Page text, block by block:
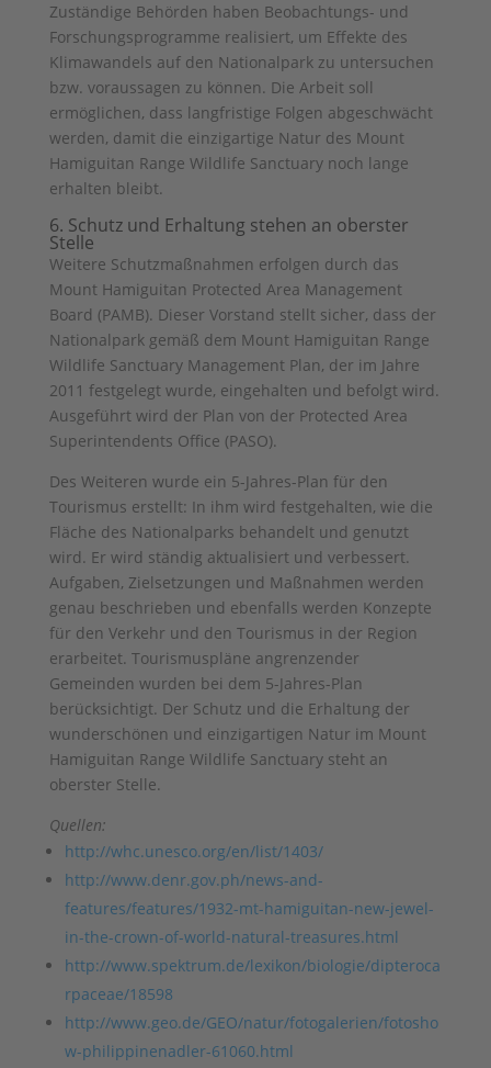
Zuständige Behörden haben Beobachtungs- und
Forschungsprogramme realisiert, um Effekte des
Klimawandels auf den Nationalpark zu untersuchen
bzw. voraussagen zu können. Die Arbeit soll
ermöglichen, dass langfristige Folgen abgeschwächt
werden, damit die einzigartige Natur des Mount
Hamiguitan Range Wildlife Sanctuary noch lange
erhalten bleibt.
6. Schutz und Erhaltung stehen an oberster
Stelle
Weitere Schutzmaßnahmen erfolgen durch das
Mount Hamiguitan Protected Area Management
Board (PAMB). Dieser Vorstand stellt sicher, dass der
Nationalpark gemäß dem Mount Hamiguitan Range
Wildlife Sanctuary Management Plan, der im Jahre
2011 festgelegt wurde, eingehalten und befolgt wird.
Ausgeführt wird der Plan von der Protected Area
Superintendents Office (PASO).
Des Weiteren wurde ein 5-Jahres-Plan für den
Tourismus erstellt: In ihm wird festgehalten, wie die
Fläche des Nationalparks behandelt und genutzt
wird. Er wird ständig aktualisiert und verbessert.
Aufgaben, Zielsetzungen und Maßnahmen werden
genau beschrieben und ebenfalls werden Konzepte
für den Verkehr und den Tourismus in der Region
erarbeitet. Tourismuspläne angrenzender
Gemeinden wurden bei dem 5-Jahres-Plan
berücksichtigt. Der Schutz und die Erhaltung der
wunderschönen und einzigartigen Natur im Mount
Hamiguitan Range Wildlife Sanctuary steht an
oberster Stelle.
Quellen:
http://whc.unesco.org/en/list/1403/
http://www.denr.gov.ph/news-and-
features/features/1932-mt-hamiguitan-new-jewel-
in-the-crown-of-world-natural-treasures.html
http://www.spektrum.de/lexikon/biologie/dipteroca
rpaceae/18598
http://www.geo.de/GEO/natur/fotogalerien/fotosho
w-philippinenadler-61060.html